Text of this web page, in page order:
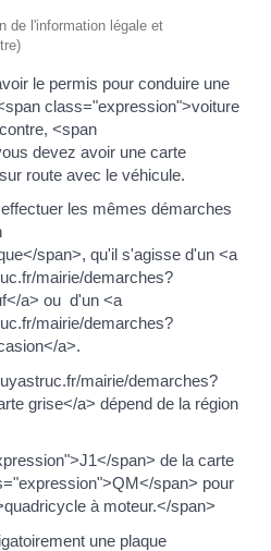
de l'information légale et
le permis pour conduire une
class="expression">voiture
<span
devez avoir une carte
route avec le véhicule.
les mêmes démarches
span>, qu'il s'agisse d'un <a
mairie/demarches?
a> ou d'un <a
mairie/demarches?
a>.
mairie/demarches?
grise</a> dépend de la région
span> de la carte
span> pour
à moteur.</span>
une plaque